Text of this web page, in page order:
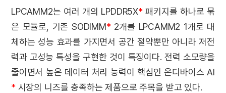
LPCAMM2는 여러 개의 LPDDR5X*패키지를 하나로 묶
은 모듈로, 기존 SODIMM*2개를 LPCAMM2 1개로 대
체하는 성능 효과를 가지면서 공간 절약뿐만 아니라 저전
력과 고성능 특성을 구현한 것이 특징이다. 전력 소모량을
줄이면서 높은 데이터 처리 능력이 핵심인 온디바이스 AI
*시장의 니즈를 충족하는 제품으로 주목을 받고 있다.